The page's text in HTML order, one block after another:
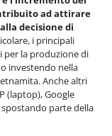
ad attirare
decisione di
i principali
per la produzione di
investendo nella
Anche altri
(laptop), Google
parte della